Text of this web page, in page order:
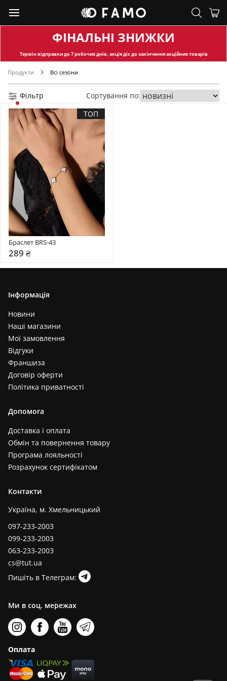
ФІНАЛЬНІ ЗНИЖКИ
Термін відправкидо 7 робочих днів, акція діє до закінчення акційних товарів
Продукти Всі сезони
Фільтр
Сортування по:
ТОП
Браслет BRS-43
289 ₴
Інформація
Новини
Наші магазини
Мої замовлення
Відгуки
Франшиза
Договір оферти
Політика приватності
Допомога
Доставка і оплата
Обмін та повернення товару
Програма лояльності
Розрахунок сертифікатом
Контакти
Україна, м. Хмельницький
097-233-2003
099-233-2003
063-233-2003
cs@tut.ua
Пишіть в Телеграм:
Ми в соц. мережах
Оплата